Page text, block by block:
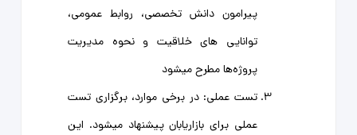
پیرامون دانش تخصصی، روابط عمومی،
توانایی های خلاقیت و نحوه مدیریت
پروژه‌ها مطرح میشود
تست عملی: در برخی موارد، برگزاری تست
عملی برای بازاریابان پیشنهاد میشود. این